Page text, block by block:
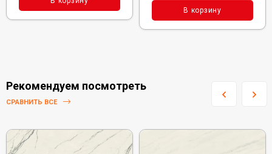
В корзину
Рекомендуем посмотреть
СРАВНИТЬ ВСЕ